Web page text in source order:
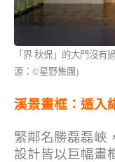
「界 秋保」的大門沒有
源：©星野集團)
溪景畫框：遁入
緊鄰名勝磊磊峽
設計皆以巨幅畫